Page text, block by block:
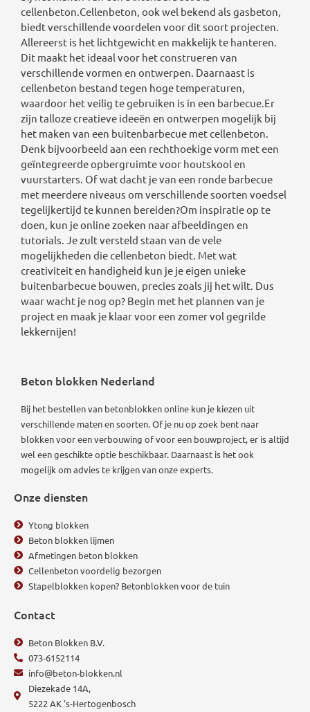
cellenbeton.Cellenbeton, ook wel bekend als gasbeton,
biedt verschillende voordelen voor dit soort projecten.
Allereerst is het lichtgewicht en makkelijk te hanteren.
Dit maakt het ideaal voor het construeren van
verschillende vormen en ontwerpen. Daarnaast is
cellenbeton bestand tegen hoge temperaturen,
waardoor het veilig te gebruiken is in een barbecue.Er
zijn talloze creatieve ideeën en ontwerpen mogelijk bij
het maken van een buitenbarbecue met cellenbeton.
Denk bijvoorbeeld aan een rechthoekige vorm met een
geïntegreerde opbergruimte voor houtskool en
vuurstarters. Of wat dacht je van een ronde barbecue
met meerdere niveaus om verschillende soorten voedsel
tegelijkertijd te kunnen bereiden?Om inspiratie op te
doen, kun je online zoeken naar afbeeldingen en
tutorials. Je zult versteld staan van de vele
mogelijkheden die cellenbeton biedt. Met wat
creativiteit en handigheid kun je je eigen unieke
buitenbarbecue bouwen, precies zoals jij het wilt. Dus
waar wacht je nog op? Begin met het plannen van je
project en maak je klaar voor een zomer vol gegrilde
lekkernijen!
Beton blokken Nederland
Bij het bestellen van betonblokken online kun je kiezen uit
verschillende maten en soorten. Of je nu op zoek bent naar
blokken voor een verbouwing of voor een bouwproject, er is altijd
wel een geschikte optie beschikbaar. Daarnaast is het ook
mogelijk om advies te krijgen van onze experts.
Onze diensten
Ytong blokken
Beton blokken lijmen
Afmetingen beton blokken
Cellenbeton voordelig bezorgen
Stapelblokken kopen? Betonblokken voor de tuin
Contact
Beton Blokken B.V.
073-6152114
info@beton-blokken.nl
Diezekade 14A,
5222 AK 's-Hertogenbosch